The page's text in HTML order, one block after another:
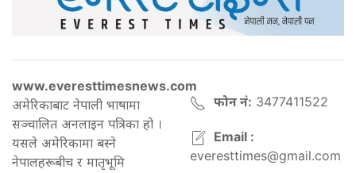
www.everesttimesnews.com
अमेरिकाबाट नेपाली भाषामा
सञ्चालित अनलाइन पत्रिका हो ।
यसले अमेरिकामा बस्ने
नेपालहरूबीच र मातृभूमि
फोन नं: 3477411522
Email :
everesttimes@gmail.com